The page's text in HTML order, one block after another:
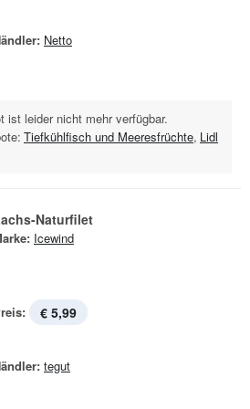
Netto
ist leider nicht mehr verfügbar.
Tiefkühlfisch und Meeresfrüchte, Lidl
Naturfilet
Icewind
€ 5,99
tegut